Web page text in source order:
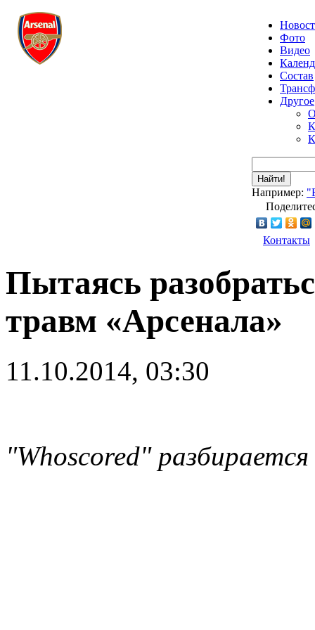
Фото
Видео
Состав
Другое
Найти!
Например:
Контакты
Пытаясь
травм «Арсенала»
11.10.2014, 03:30
"Whoscored"